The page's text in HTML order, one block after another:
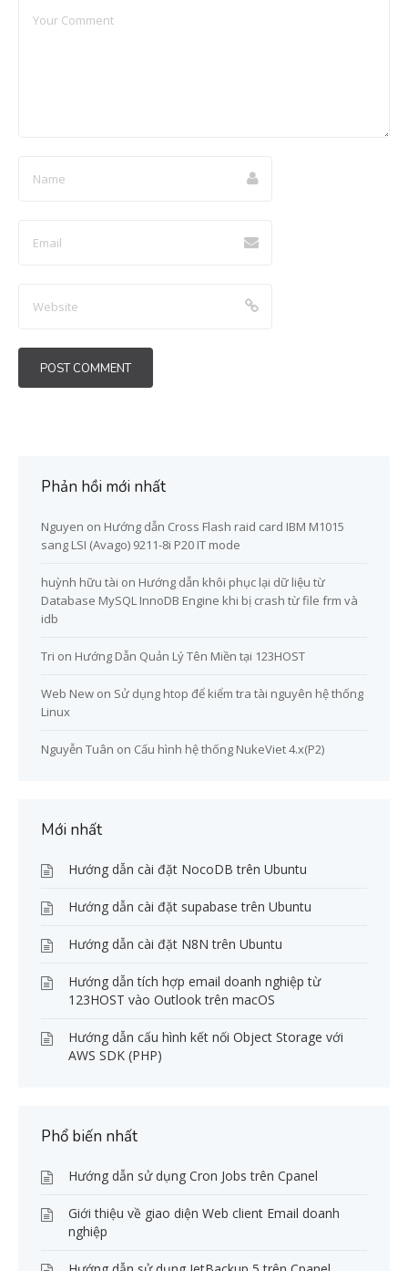
Phản hồi mới nhất
Nguyen on Hướng dẫn Cross Flash raid card IBM M1015
sang LSI (Avago) 9211-8i P20 IT mode
huỳnh hữu tài on Hướng dẫn khôi phục lại dữ liệu từ
Database MySQL InnoDB Engine khi bị crash từ file frm và
idb
Tri on Hướng Dẫn Quản Lý Tên Miền tại 123HOST
Web New on Sử dụng htop để kiểm tra tài nguyên hệ thống
Linux
Nguyễn Tuân on Cấu hình hệ thống NukeViet 4.x(P2)
Mới nhất
Hướng dẫn cài đặt NocoDB trên Ubuntu
Hướng dẫn cài đặt supabase trên Ubuntu
Hướng dẫn cài đặt N8N trên Ubuntu
Hướng dẫn tích hợp email doanh nghiệp từ
123HOST vào Outlook trên macOS
Hướng dẫn cấu hình kết nối Object Storage với
AWS SDK (PHP)
Phổ biến nhất
Hướng dẫn sử dụng Cron Jobs trên Cpanel
Giới thiệu về giao diện Web client Email doanh
nghiệp